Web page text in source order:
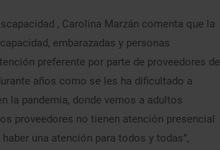
, Carolina Marzán comenta que la
embarazadas y personas
preferente por parte de proveedores de
años como se les ha dificultado a
la pandemia, donde vemos a adultos
proveedores no tienen atención presencial
una atención para todos y todas”,